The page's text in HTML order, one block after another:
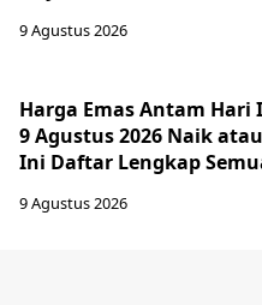
9 Agustus 2026
Harga Emas Antam Hari
9 Agustus 2026 Naik
Ini Daftar Lengkap
9 Agustus 2026